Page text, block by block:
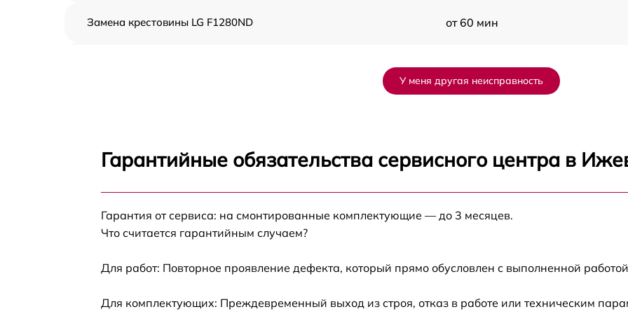
Замена крестовины LG F1280ND от 60 мин
Ремонт/замена датчика температуры LG
Замена УБЛ LG F1280ND от 60 мин
F1280ND
Замена сливного шланга LG F1280ND от 60 мин
У меня другая неисправность
Гарантийные обязательства сервисного центра в
Гарантия от сервиса: на смонтированные комплектующие — до 3 месяцев.
Что считается гарантийным случаем?
Для работ: Повторное проявление дефекта, который прямо обусловлен с выполненной
Для комплектующих: Преждевременный выход из строя, отказ в работе или техническим